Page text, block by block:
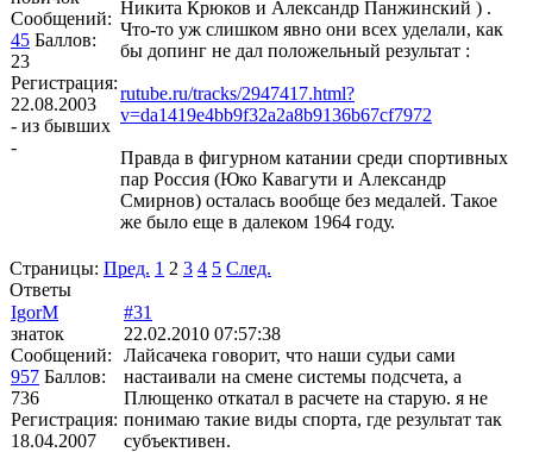
Сообщений:
45 Баллов:
23
Регистрация:
22.08.2003
- из бывших
-
Никита Крюков и Александр Панжинский ) .
Что-то уж слишком явно они всех уделали, как
бы допинг не дал положельный результат :
rutube.ru/tracks/2947417.html?
v=da1419e4bb9f32a2a8b9136b67cf7972
Правда в фигурном катании среди спортивных
пар Россия (Юко Кавагути и Александр
Смирнов) осталась вообще без медалей. Такое
же было еще в далеком 1964 году.
Страницы: Пред. 1 2 3 4 5 След.
Ответы
IgorM
знаток
Сообщений:
957 Баллов:
736
Регистрация:
18.04.2007
#31
22.02.2010 07:57:38
Лайсачека говорит, что наши судьи сами
настаивали на смене системы подсчета, а
Плющенко откатал в расчете на старую. я не
понимаю такие виды спорта, где результат так
субъективен.